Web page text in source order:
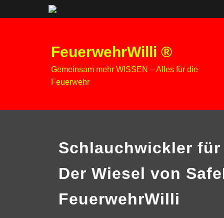
FeuerwehrWilli ®
Gemeinsam mehr WISSEN – Alles für die
Feuerwehr
Schlauchwickler für
Der Wiesel von
FeuerwehrWilli